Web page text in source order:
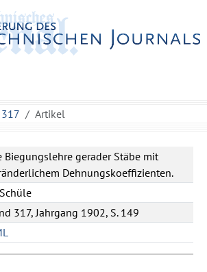
Artikel
Biegungslehre gerader Stäbe mit
Dehnungskoeffizienten.
317, Jahrgang 1902, S. 149